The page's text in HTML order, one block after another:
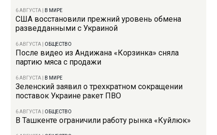
6 АВГУСТА В МИРЕ
США восстановили прежний уровень обмена
разведданными с Украиной
6 АВГУСТА ОБЩЕСТВО
После видео из Андижана «Корзинка» сняла
партию мяса с продажи
6 АВГУСТА В МИРЕ
Зеленский заявил о трехкратном сокращении
поставок Украине ракет ПВО
6 АВГУСТА ОБЩЕСТВО
В Ташкенте ограничили работу рынка «Куйлюк»